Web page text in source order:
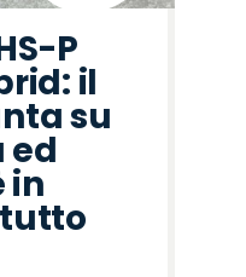
P
il
su
ed
in